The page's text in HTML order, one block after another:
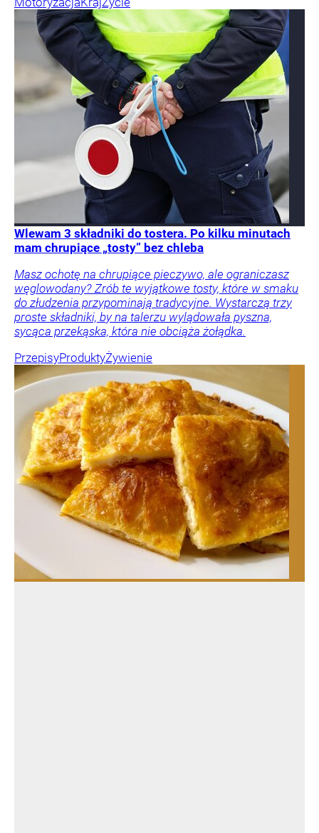
Wlewam 3 składniki do tostera. Po kilku minutach
mam chrupiące „tosty” bez chleba
Masz ochotę na chrupiące pieczywo, ale ograniczasz
węglowodany? Zrób te wyjątkowe tosty, które w smaku
do złudzenia przypominają tradycyjne. Wystarczą trzy
proste składniki, by na talerzu wylądowała pyszna,
sycąca przekąska, która nie obciąża żołądka.
PrzepisyProduktyŻywienie